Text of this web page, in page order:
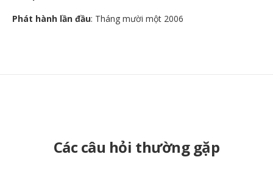
Phát hành lần đầu: Tháng mười một 2006
Các câu hỏi thường gặp